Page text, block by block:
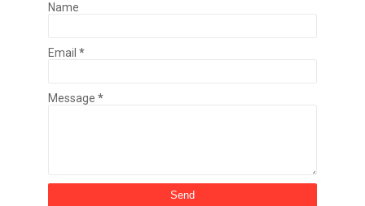
Name
Email *
Message *